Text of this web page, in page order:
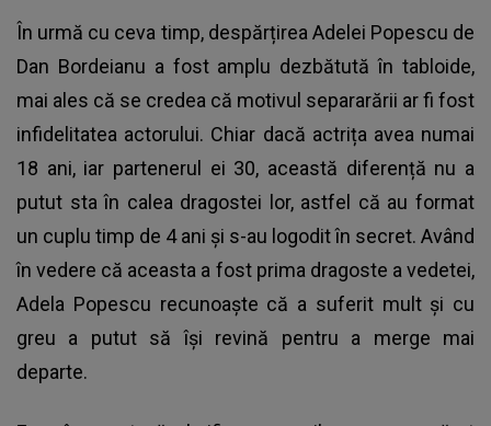
În urmă cu ceva timp, despărțirea Adelei Popescu de
Dan Bordeianu a fost amplu dezbătută în tabloide,
mai ales că se credea că motivul separarării ar fi fost
infidelitatea actorului. Chiar dacă actrița avea numai
18 ani, iar partenerul ei 30, această diferență nu a
putut sta în calea dragostei lor, astfel că au format
un cuplu timp de 4 ani și s-au logodit în secret. Având
în vedere că aceasta a fost prima dragoste a vedetei,
Adela Popescu recunoaște că a suferit mult și cu
greu a putut să își revină pentru a merge mai
departe.